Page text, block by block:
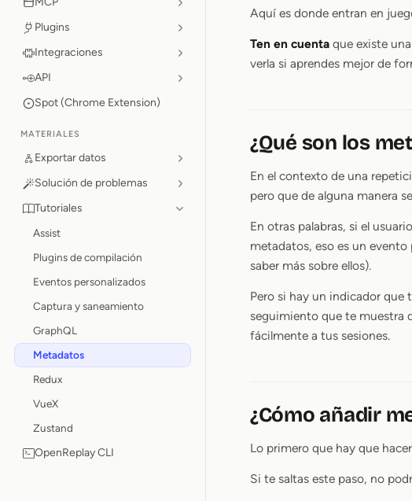
Plugins
Integraciones
API
Spot (Chrome Extension)
MATERIALES
Exportar datos
Solución de problemas
Tutoriales
Assist
Plugins de compilación
Eventos personalizados
Captura y saneamiento
GraphQL
Metadatos
Redux
VueX
Zustand
OpenReplay CLI
Aquí es donde entran en
Ten en cuenta que existe una
verla si aprendes mejor de
¿Qué son los
En el contexto de una
pero que de alguna manera
En otras palabras, si el
metadatos, eso es un
saber más sobre ellos).
Pero si hay un indicador que
seguimiento que te muestra
fácilmente a tus sesiones.
¿Cómo añadir
Lo primero que hay que
Si te saltas este paso, no